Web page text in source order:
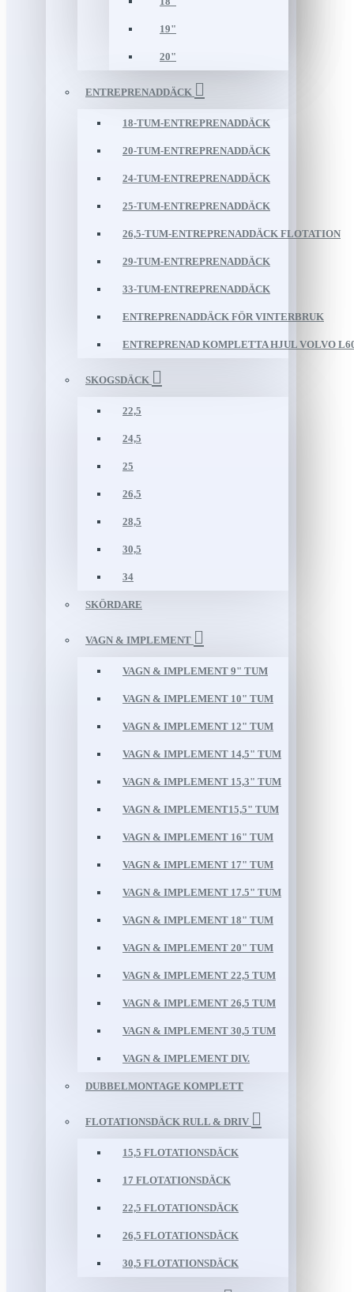
19"
20"
ENTREPRENADDÄCK
18-TUM-ENTREPRENADDÄCK
20-TUM-ENTREPRENADDÄCK
24-TUM-ENTREPRENADDÄCK
25-TUM-ENTREPRENADDÄCK
26,5-TUM-ENTREPRENADDÄCK FLOTATION
29-TUM-ENTREPRENADDÄCK
33-TUM-ENTREPRENADDÄCK
ENTREPRENADDÄCK FÖR VINTERBRUK
ENTREPRENAD KOMPLETTA HJUL VOLVO
SKOGSDÄCK
22,5
24,5
25
26,5
28,5
30,5
34
SKÖRDARE
VAGN & IMPLEMENT
VAGN & IMPLEMENT 9" TUM
VAGN & IMPLEMENT 10" TUM
VAGN & IMPLEMENT 12" TUM
VAGN & IMPLEMENT 14,5" TUM
VAGN & IMPLEMENT 15,3" TUM
VAGN & IMPLEMENT15,5" TUM
VAGN & IMPLEMENT 16" TUM
VAGN & IMPLEMENT 17" TUM
VAGN & IMPLEMENT 17.5" TUM
VAGN & IMPLEMENT 18" TUM
VAGN & IMPLEMENT 20" TUM
VAGN & IMPLEMENT 22,5 TUM
VAGN & IMPLEMENT 26,5 TUM
VAGN & IMPLEMENT 30,5 TUM
VAGN & IMPLEMENT DIV.
DUBBELMONTAGE KOMPLETT
FLOTATIONSDÄCK RULL & DRIV
15,5 FLOTATIONSDÄCK
17 FLOTATIONSDÄCK
22,5 FLOTATIONSDÄCK
26,5 FLOTATIONSDÄCK
30,5 FLOTATIONSDÄCK